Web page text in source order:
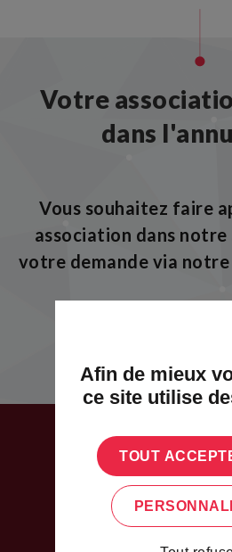
Votre
dans
Vous souhaitez faire
association dans
votre demande via
Afin de mieux
ce site utilise
TOUT